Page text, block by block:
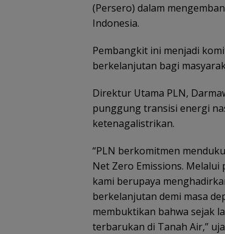
(Persero) dalam
Indonesia.
Pembangkit ini menjadi
berkelanjutan bagi
Direktur Utama PLN,
punggung transisi energi
ketenagalistrikan.
“PLN berkomitmen
Net Zero Emissions.
kami berupaya
berkelanjutan demi masa
membuktikan bahwa sejak
terbarukan di Tanah Air,”